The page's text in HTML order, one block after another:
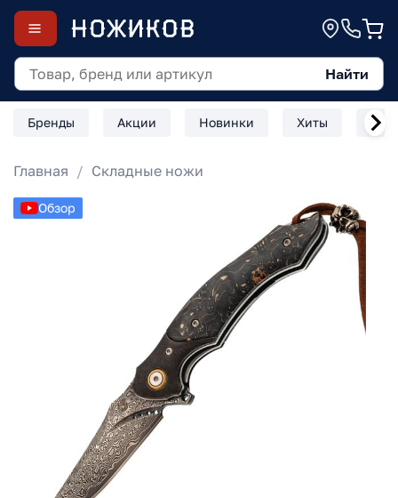
Найти
Бренды Акции Новинки Хиты
Главная Складные ножи
Обзор